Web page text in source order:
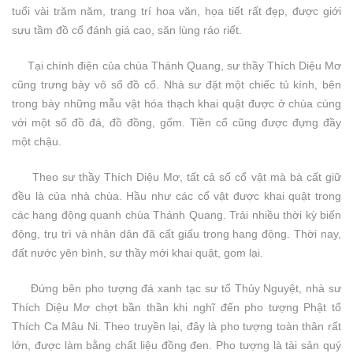
tuổi vài trăm năm, trang trí hoa văn, họa tiết rất đẹp, được giới
sưu tầm đồ cổ đánh giá cao, săn lùng ráo riết.
Tại chính điện của chùa Thánh Quang, sư thầy Thích Diệu Mơ
cũng trưng bày vô số đồ cổ. Nhà sư đặt một chiếc tủ kính, bên
trong bày những mẫu vật hóa thạch khai quật được ở chùa cùng
với một số đồ đá, đồ đồng, gốm. Tiền cổ cũng được đựng đầy
một chậu.
Theo sư thầy Thích Diệu Mơ, tất cả số cổ vật mà bà cất giữ
đều là của nhà chùa. Hầu như các cổ vật được khai quật trong
các hang động quanh chùa Thánh Quang. Trải nhiều thời kỳ biến
động, trụ trì và nhân dân đã cất giấu trong hang động. Thời nay,
đất nước yên bình, sư thầy mới khai quật, gom lại.
Đứng bên pho tượng đá xanh tạc sư tổ Thủy Nguyệt, nhà sư
Thích Diệu Mơ chợt bần thần khi nghĩ đến pho tượng Phật tổ
Thích Ca Mâu Ni. Theo truyền lại, đây là pho tượng toàn thân rất
lớn, được làm bằng chất liệu đồng đen. Pho tượng là tài sản quý